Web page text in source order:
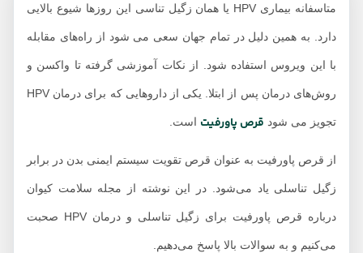
ممکن است؟
ویروس HPV از چه
پاورفیت
متاسفانه بیماری HPV یا همان زگیل تناسی این روزها شیوع بالایی
دارد. به همین دلیل در تمام جهان سعی می شود از راه‌های مقابله
با این ویروس استفاده شود. از نکات آموزشی گرفته تا واکسن و
روش‌های درمان پس از ابتلا. یکی از داروهایی که برای درمان HPV
تجویز می شود قرص پاورفیتاست.
از قرص پاورفیت به عنوان قرص تقویت سیستم ایمنی بدن در برابر
زگیل تناسلی یاد می‌شود. در این نوشته از مجله سلامت کیوان
درباره قرص پاورفیت برای زگیل تناسلی و درمان HPV صحبت
می‌کنیم و به سوالات بالا پاسخ می‌دهیم.